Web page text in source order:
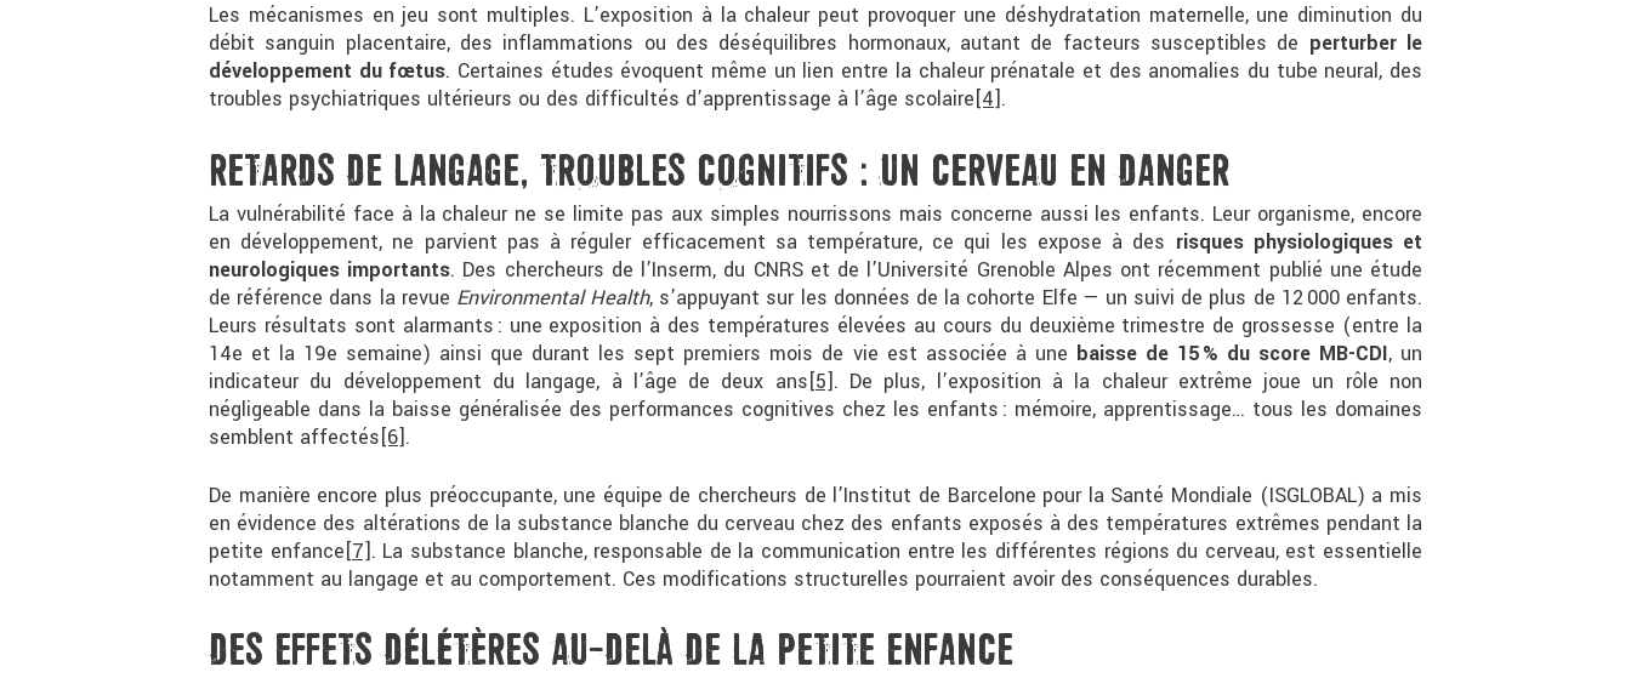
Les mécanismes en jeu sont multiples. L’exposition à la chaleur peut provoquer une déshydratation maternelle, une diminution du
débit sanguin placentaire, des inflammations ou des déséquilibres hormonaux, autant de facteurs susceptibles de perturber le
développement du fœtus. Certaines études évoquent même un lien entre la chaleur prénatale et des anomalies du tube neural, des
troubles psychiatriques ultérieurs ou des difficultés d’apprentissage à l’âge scolaire[4].
RETARDS DE LANGAGE, TROUBLES COGNITIFS : UN CERVEAU EN DANGER
La vulnérabilité face à la chaleur ne se limite pas aux simples nourrissons mais concerne aussi les enfants. Leur organisme, encore
en développement, ne parvient pas à réguler efficacement sa température, ce qui les expose à des risques physiologiques et
neurologiques importants. Des chercheurs de l’Inserm, du CNRS et de l’Université Grenoble Alpes ont récemment publié une étude
de référence dans la revue Environmental Health, s’appuyant sur les données de la cohorte Elfe — un suivi de plus de 12 000 enfants.
Leurs résultats sont alarmants : une exposition à des températures élevées au cours du deuxième trimestre de grossesse (entre la
14e et la 19e semaine) ainsi que durant les sept premiers mois de vie est associée à une baisse de 15 % du score MB-CDI, un
indicateur du développement du langage, à l’âge de deux ans[5]. De plus, l’exposition à la chaleur extrême joue un rôle non
négligeable dans la baisse généralisée des performances cognitives chez les enfants : mémoire, apprentissage… tous les domaines
semblent affectés[6].
De manière encore plus préoccupante, une équipe de chercheurs de l’Institut de Barcelone pour la Santé Mondiale (ISGLOBAL) a mis
en évidence des altérations de la substance blanche du cerveau chez des enfants exposés à des températures extrêmes pendant la
petite enfance[7]. La substance blanche, responsable de la communication entre les différentes régions du cerveau, est essentielle
notamment au langage et au comportement. Ces modifications structurelles pourraient avoir des conséquences durables.
DES EFFETS DÉLÉTÈRES AU-DELÀ DE LA PETITE ENFANCE